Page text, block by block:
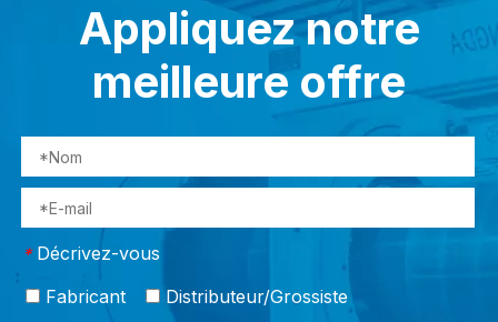
Appliquez notre
meilleure offre
* Décrivez-vous
Fabricant
Distributeur/Grossiste